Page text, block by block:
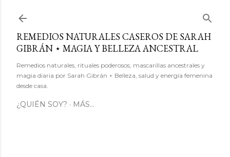
REMEDIOS NATURALES CASEROS DE SARAH
GIBRÁN ⋆ MAGIA Y BELLEZA ANCESTRAL
Remedios naturales, rituales poderosos, mascarillas ancestrales y
magia diaria por Sarah Gibrán ⋆ Belleza, salud y energía femenina
desde casa.
¿QUIÉN SOY? MÁS…